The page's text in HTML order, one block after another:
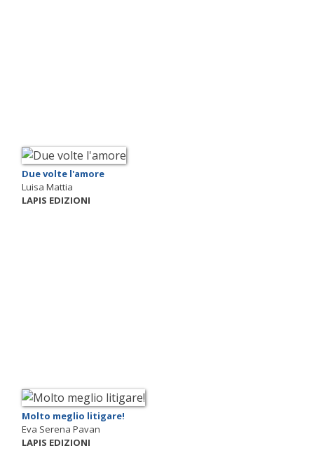
Due volte l'amore
Luisa Mattia
LAPIS EDIZIONI
Molto meglio litigare!
Eva Serena Pavan
LAPIS EDIZIONI